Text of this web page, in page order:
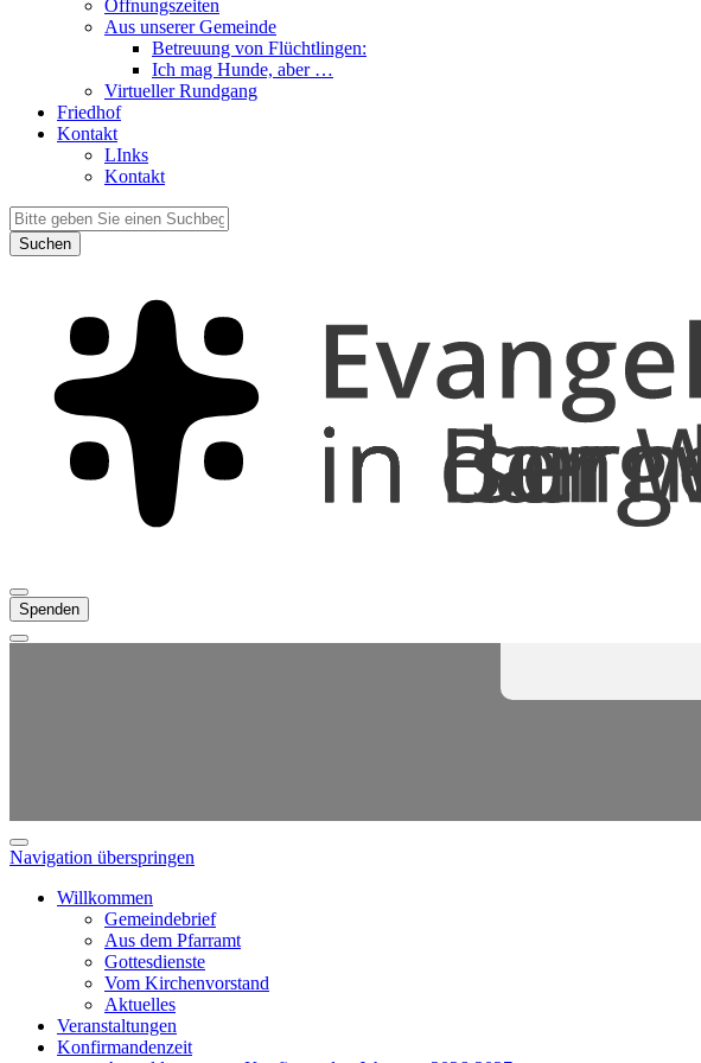
Öffnungszeiten
Aus unserer Gemeinde
Betreuung von Flüchtlingen:
Ich mag Hunde, aber …
Virtueller Rundgang
Friedhof
Kontakt
LInks
Kontakt
Suchen
Spenden
Navigation überspringen
Willkommen
Gemeindebrief
Aus dem Pfarramt
Gottesdienste
Vom Kirchenvorstand
Aktuelles
Veranstaltungen
Konfirmandenzeit